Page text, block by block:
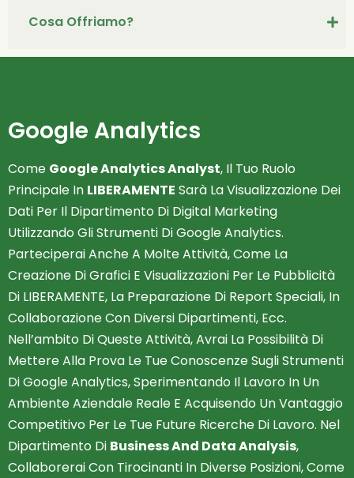
Cosa Offriamo?
Google Analytics
Come Google Analytics Analyst, Il Tuo Ruolo
Principale In LIBERAMENTE Sarà La Visualizzazione Dei
Dati Per Il Dipartimento Di Digital Marketing
Utilizzando Gli Strumenti Di Google Analytics.
Parteciperai Anche A Molte Attività, Come La
Creazione Di Grafici E Visualizzazioni Per Le Pubblicità
Di LIBERAMENTE, La Preparazione Di Report Speciali, In
Collaborazione Con Diversi Dipartimenti, Ecc.
Nell’ambito Di Queste Attività, Avrai La Possibilità Di
Mettere Alla Prova Le Tue Conoscenze Sugli Strumenti
Di Google Analytics, Sperimentando Il Lavoro In Un
Ambiente Aziendale Reale E Acquisendo Un Vantaggio
Competitivo Per Le Tue Future Ricerche Di Lavoro. Nel
Dipartimento Di Business And Data Analysis,
Collaborerai Con Tirocinanti In Diverse Posizioni, Come